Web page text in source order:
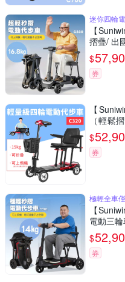
迷你四輪
【
摺疊/ 出
$
券
【
（輕鬆
遊）
$
券
極輕全車
【
電動三
$
券